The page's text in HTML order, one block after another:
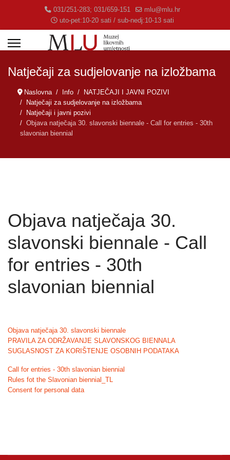
031/251-283; 031/659-151
mlu@mlu.hr
uto-pet:10-20 sati / sub-nedj:10-13 sati
Natječaji za sudjelovanje na izložbama
Naslovna Info
NATJEČAJI I JAVNI POZIVI
Natječaji za sudjelovanje na izložbama
Natječaji i javni pozivi
Objava natječaja 30. slavonski biennale - Call for entries - 30th
slavonian biennial
Objava natječaja 30.
slavonski biennale - Call
for entries - 30th
slavonian biennial
Objava natječaja 30. slavonski biennale
PRAVILA ZA ODRŽAVANJE SLAVONSKOG BIENNALA
SUGLASNOST ZA KORIŠTENJE OSOBNIH PODATAKA
Call for entries - 30th slavonian biennial
Rules fot the Slavonian biennial_TL
Consent for personal data